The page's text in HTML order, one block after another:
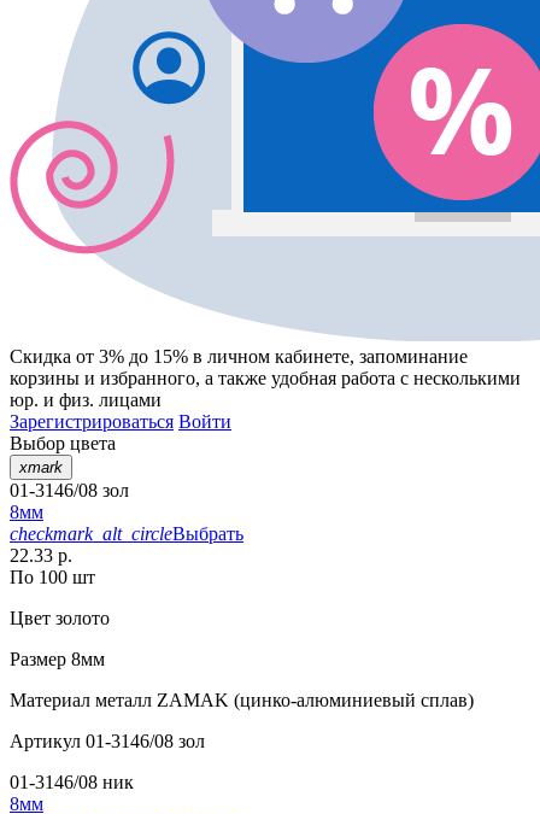
Скидка от 3% до 15% в личном кабинете, запоминание
корзины и избранного, а также удобная работа с несколькими
юр. и физ. лицами
Зарегистрироваться Войти
Выбор цвета
xmark
01-3146/08 зол
8мм
checkmark_alt_circleВыбрать
22.33 р.
По 100 шт
Цвет золото
Размер 8мм
Материал металл ZAMAK (цинко-алюминиевый сплав)
Артикул 01-3146/08 зол
01-3146/08 ник
8мм